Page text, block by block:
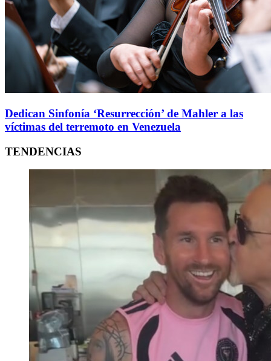
Dedican Sinfonía ‘Resurrección’ de Mahler a las
víctimas del terremoto en Venezuela
TENDENCIAS